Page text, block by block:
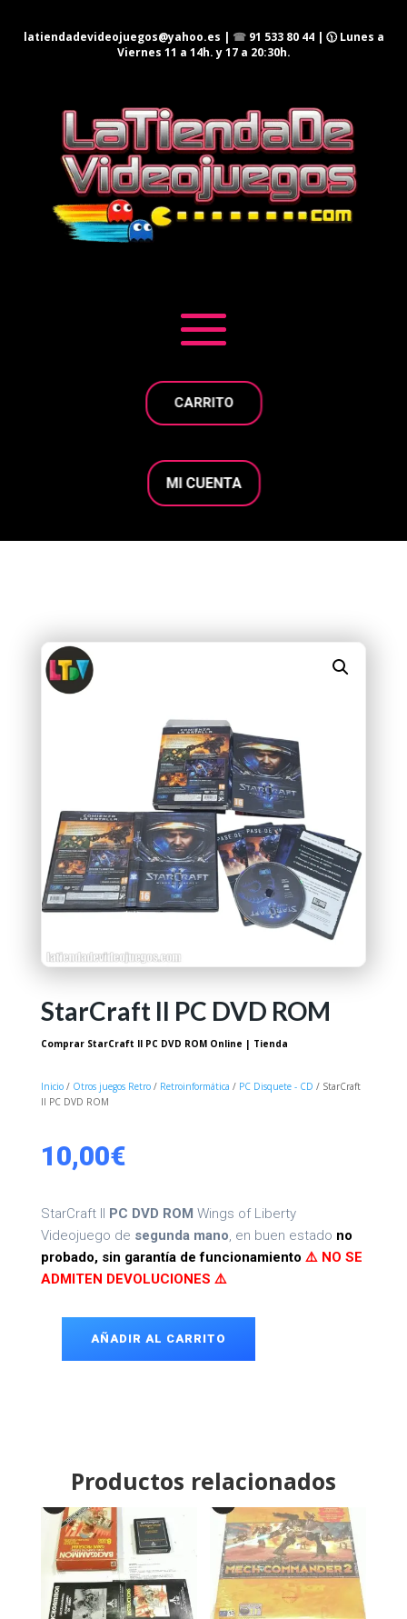
latiendadevideojuegos@yahoo.es | ☎ 91 533 80 44| 🕦 Lunes a
Viernes 11 a 14h. y 17 a 20:30h.
CARRITO
MI CUENTA
StarCraft II PC DVD ROM
Comprar StarCraft II PC DVD ROM Online | Tienda
Inicio/ Otros juegos Retro/ Retroinformática / PC Disquete - CD / StarCraft
II PC DVD ROM
10,00€
StarCraft II PC DVD ROM Wings of Liberty
Videojuego de segunda mano, en buen estado no
probado, sin garantía de funcionamiento ⚠️ NO SE
ADMITEN DEVOLUCIONES ⚠️
AÑADIR AL CARRITO
Productos relacionados